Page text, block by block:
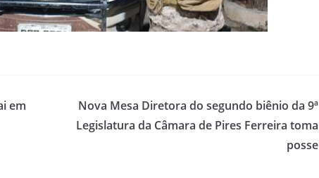
em
Nova Mesa Diretora do segundo biênio da 9ª
Legislatura da Câmara de Pires Ferreira toma
posse